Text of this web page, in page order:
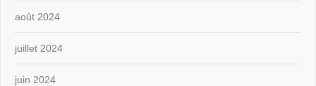
août 2024
juillet 2024
juin 2024